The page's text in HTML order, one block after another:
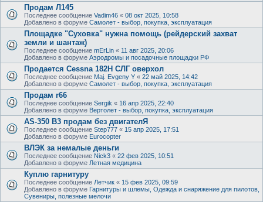
Продам Л145
Последнее сообщение Vadim46 « 08 окт 2025, 10:58
Добавлено в форуме Самолет - выбор, покупка, эксплуатация
Площадке "Суховка" нужна помощь (рейдерский захват
земли и шантаж)
Последнее сообщение mErLin « 11 авг 2025, 20:06
Добавлено в форуме Аэродромы и посадочные площадки РФ
Продается Cessna 182H СЛГ оверхол
Последнее сообщение Maj. Evgeny Y « 22 май 2025, 14:42
Добавлено в форуме Самолет - выбор, покупка, эксплуатация
Продам r66
Последнее сообщение Sergik « 16 апр 2025, 22:40
Добавлено в форуме Вертолет - выбор, покупка, эксплуатация
AS-350 B3 продам без двигателЯ
Последнее сообщение Step777 « 15 апр 2025, 17:51
Добавлено в форуме Eurocopter
ВЛЭК за немалые деньги
Последнее сообщение Nick3 « 22 фев 2025, 10:51
Добавлено в форуме Летная медицина
Куплю гарнитуру
Последнее сообщение Летчик « 15 фев 2025, 09:59
Добавлено в форуме Гарнитуры и шлемы, Одежда и снаряжение для пилотов,
Сувениры, полезные мелочи